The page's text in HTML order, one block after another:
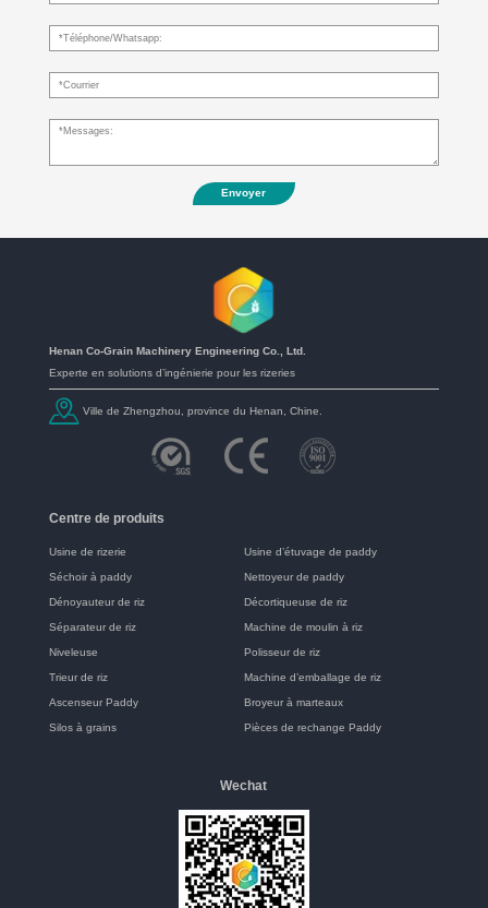
Envoyer
Henan Co-Grain Machinery Engineering Co., Ltd.
Experte en solutions d’ingénierie pour les rizeries
Ville de Zhengzhou, province du Henan, Chine.
Centre de produits
Usine de rizerie Usine d’étuvage de paddy
Séchoir à paddy Nettoyeur de paddy
Dénoyauteur de riz Décortiqueuse de riz
Séparateur de riz Machine de moulin à riz
Niveleuse Polisseur de riz
Trieur de riz Machine d’emballage de riz
Ascenseur Paddy Broyeur à marteaux
Silos à grains Pièces de rechange Paddy
Wechat